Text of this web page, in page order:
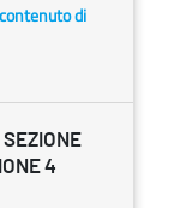
di
4